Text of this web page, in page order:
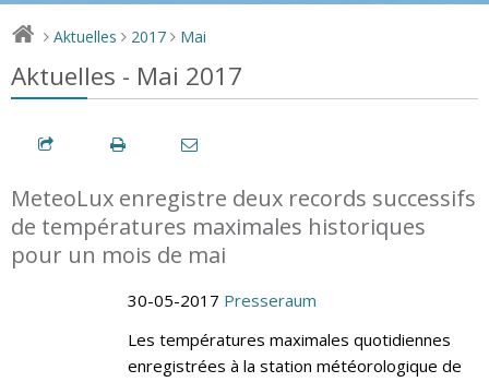
> Aktuelles > 2017 > Mai
Aktuelles - Mai 2017
MeteoLux enregistre deux records successifs
de températures maximales historiques
pour un mois de mai
30-05-2017 Presseraum
Les températures maximales quotidiennes
enregistrées à la station météorologique de